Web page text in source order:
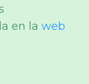
en la web